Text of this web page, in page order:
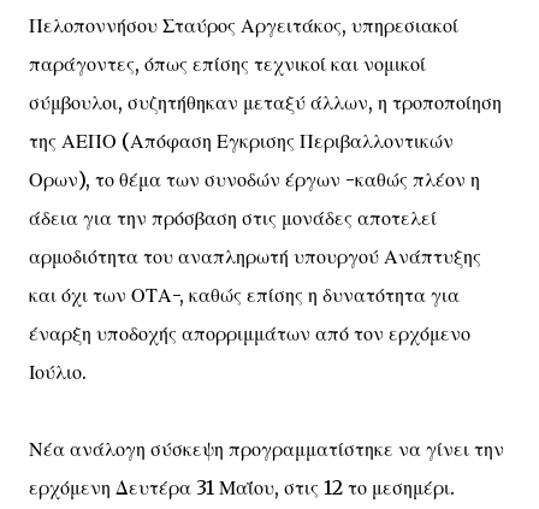
Πελοποννήσου Σταύρος Αργειτάκος, υπηρεσιακοί
παράγοντες, όπως επίσης τεχνικοί και νομικοί
σύμβουλοι, συζητήθηκαν μεταξύ άλλων, η τροποποίηση
της ΑΕΠΟ (Απόφαση Εγκρισης Περιβαλλοντικών
Ορων), το θέμα των συνοδών έργων -καθώς πλέον η
άδεια για την πρόσβαση στις μονάδες αποτελεί
αρμοδιότητα του αναπληρωτή υπουργού Ανάπτυξης
και όχι των ΟΤΑ-, καθώς επίσης η δυνατότητα για
έναρξη υποδοχής απορριμμάτων από τον ερχόμενο
Ιούλιο.
Νέα ανάλογη σύσκεψη προγραμματίστηκε να γίνει την
ερχόμενη Δευτέρα 31 Μαΐου, στις 12 το μεσημέρι.